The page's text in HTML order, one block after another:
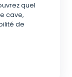
quel
cave,
de